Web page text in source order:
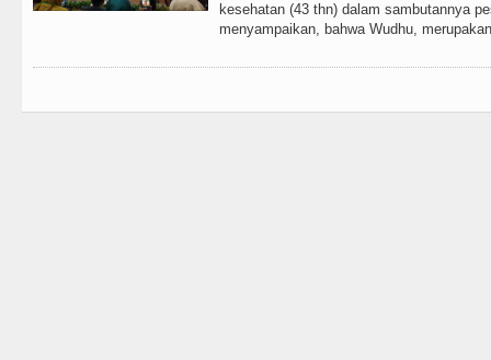
kesehatan (43 thn) dalam sambutannya
menyampaikan, bahwa Wudhu,